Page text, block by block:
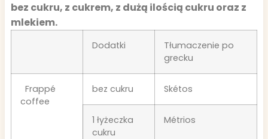
bez cukru, z cukrem, z dużą ilością cukru oraz z
mlekiem.
Dodatki
Tłumaczenie po
grecku
Frappé
coffee
bez cukru Skétos
1 łyżeczka
cukru
Métrios